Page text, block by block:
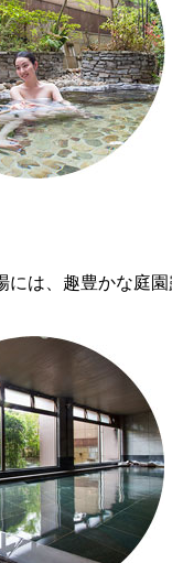
には、趣豊かな庭